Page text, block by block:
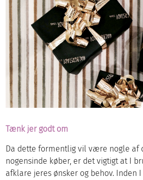
Tænk jer godt om
Da dette formentlig vil være nogle af
nogensinde køber, er det vigtigt at I
afklare jeres ønsker og behov. Inden